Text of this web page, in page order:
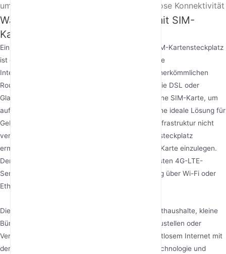
umfassender Leitfaden für schnelle drahtlose Konnektivität
Was ist ein 4G-LTE-CPE-Router mit SIM-
Kartensteckplatz?
Ein 4G-LTE-CPE-Router (Kundenendgerät) mit SIM-Kartensteckplatz
ist ein Gerät, das über 4G-LTE-Netze eine schnelle
Internetverbindung bereitstellt. Im Gegensatz zu herkömmlichen
Routern, die auf kabelgebundene Verbindungen wie DSL oder
Glasfaser angewiesen sind, nutzt dieser Router eine SIM-Karte, um
auf Mobilfunknetze zuzugreifen. Dadurch ist er eine ideale Lösung für
Gebiete, in denen eine kabelgebundene Internetinfrastruktur nicht
verfügbar oder unzuverlässig ist. Der SIM-Kartensteckplatz
ermöglicht es Benutzern, eine mobile Daten-SIM-Karte einzulegen.
Der Router stellt dann eine Verbindung zum nächsten 4G-LTE-
Sendemast her und verteilt die Internetverbindung über Wi-Fi oder
Ethernet an mehrere Geräte.
Dieser Router-Typ ist besonders nützlich für Privathaushalte, kleine
Büros oder auch temporäre Einrichtungen wie Baustellen oder
Veranstaltungen. Er vereint den Komfort von drahtlosem Internet mit
der Stabilität und Geschwindigkeit der 4G-LTE-Technologie und